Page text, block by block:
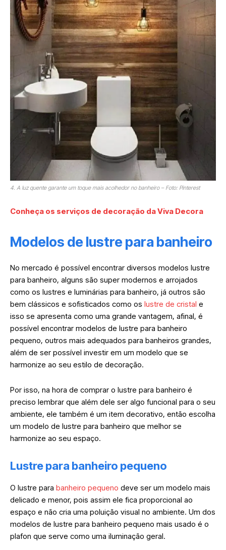
4. A luz quente garante um toque mais acolhedor no banheiro – Foto: Pinterest
Conheça os serviços de decoração da Viva Decora
Modelos de lustre para banheiro
No mercado é possível encontrar diversos modelos lustre
para banheiro, alguns são super modernos e arrojados
como os lustres e luminárias para banheiro, já outros são
bem clássicos e sofisticados como os lustre de cristal e
isso se apresenta como uma grande vantagem, afinal, é
possível encontrar modelos de lustre para banheiro
pequeno, outros mais adequados para banheiros grandes,
além de ser possível investir em um modelo que se
harmonize ao seu estilo de decoração.
Por isso, na hora de comprar o lustre para banheiro é
preciso lembrar que além dele ser algo funcional para o seu
ambiente, ele também é um item decorativo, então escolha
um modelo de lustre para banheiro que melhor se
harmonize ao seu espaço.
Lustre para banheiro pequeno
O lustre para banheiro pequeno deve ser um modelo mais
delicado e menor, pois assim ele fica proporcional ao
espaço e não cria uma poluição visual no ambiente. Um dos
modelos de lustre para banheiro pequeno mais usado é o
plafon que serve como uma iluminação geral.